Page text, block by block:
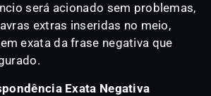
será acionado sem problemas,
extras inseridas no meio,
exata da frase negativa que
Exata Negativa